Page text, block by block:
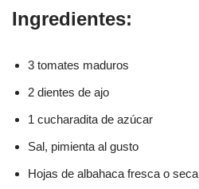
Ingredientes:
3 tomates maduros
2 dientes de ajo
1 cucharadita de azúcar
Sal, pimienta al gusto
Hojas de albahaca fresca o seca